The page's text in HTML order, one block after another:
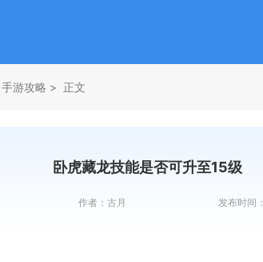
手游攻略 正文
卧虎藏龙技能是否可升至15级
作者： 古月 发布时间：